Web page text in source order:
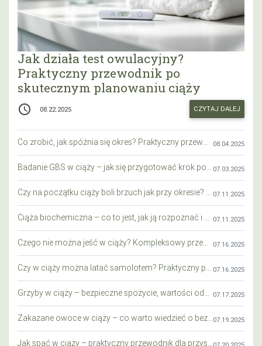
Jak działa test owulacyjny?
Praktyczny przewodnik po
skutecznym planowaniu ciąży
access_time 08.22.2025 CZYTAJ DALEJ
Co zrobić, jak spóźnia się okres? Praktyczny przewodnik krok po kroku 08.04.2025
Badanie GBS w ciąży – jak się przygotować krok po kroku? 07.03.2025
Czy na początku ciąży boli brzuch jak przy okresie? Wyjaśniamy objawy i różnice 07.11.2025
Ciąża biochemiczna – co to jest, jak ją rozpoznać i co warto wiedzieć? 07.11.2025
Czego nie można jeść w ciąży? Kompleksowy przewodnik dla przyszłych mam 07.16.2025
Czy w ciąży można latać samolotem? Praktyczny przewodnik dla przyszłych mam 07.16.2025
Grzyby w ciąży – bezpieczne spożycie, wartości odżywcze i zagrożenia 07.17.2025
Zakazane owoce w ciąży – co warto wiedzieć o bezpieczeństwie diety przyszłej mamy?07.19.2025
Jak spać w ciąży – praktyczny przewodnik dla przyszłych mam